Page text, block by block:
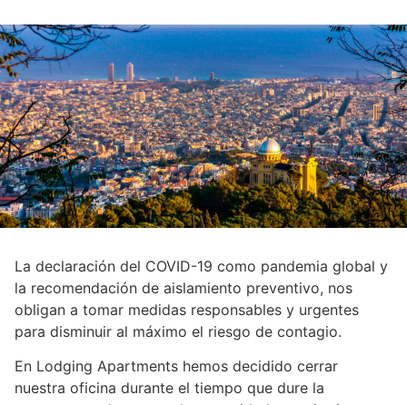
La declaración del COVID-19 como pandemia global y
la recomendación de aislamiento preventivo, nos
obligan a tomar medidas responsables y urgentes
para disminuir al máximo el riesgo de contagio.
En Lodging Apartments hemos decidido cerrar
nuestra oficina durante el tiempo que dure la